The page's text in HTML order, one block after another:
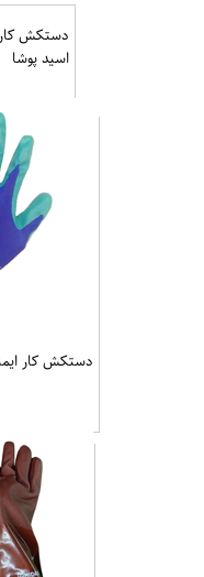
دستکش
اسید پوشا
دستکش کار